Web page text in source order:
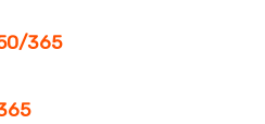
365